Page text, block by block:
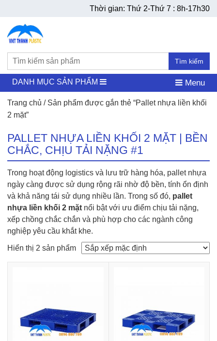
Thời gian: Thứ 2-Thứ 7 : 8h-17h30
Tìm kiếm
DANH MỤC SẢN PHẨM Menu
Trang chủ / Sản phẩm được gắn thẻ “Pallet nhựa liền khối
2 mặt”
PALLET NHỰA LIỀN KHỐI 2 MẶT | BỀN
CHẮC, CHỊU TẢI NẶNG #1
Trong hoạt động logistics và lưu trữ hàng hóa, pallet nhựa
ngày càng được sử dụng rộng rãi nhờ độ bền, tính ổn định
và khả năng tái sử dụng nhiều lần. Trong số đó, pallet
nhựa liền khối 2 mặt nổi bật với ưu điểm chịu tải nặng,
xếp chồng chắc chắn và phù hợp cho các ngành công
nghiệp yêu cầu khắt khe.
Hiển thị 2 sản phẩm